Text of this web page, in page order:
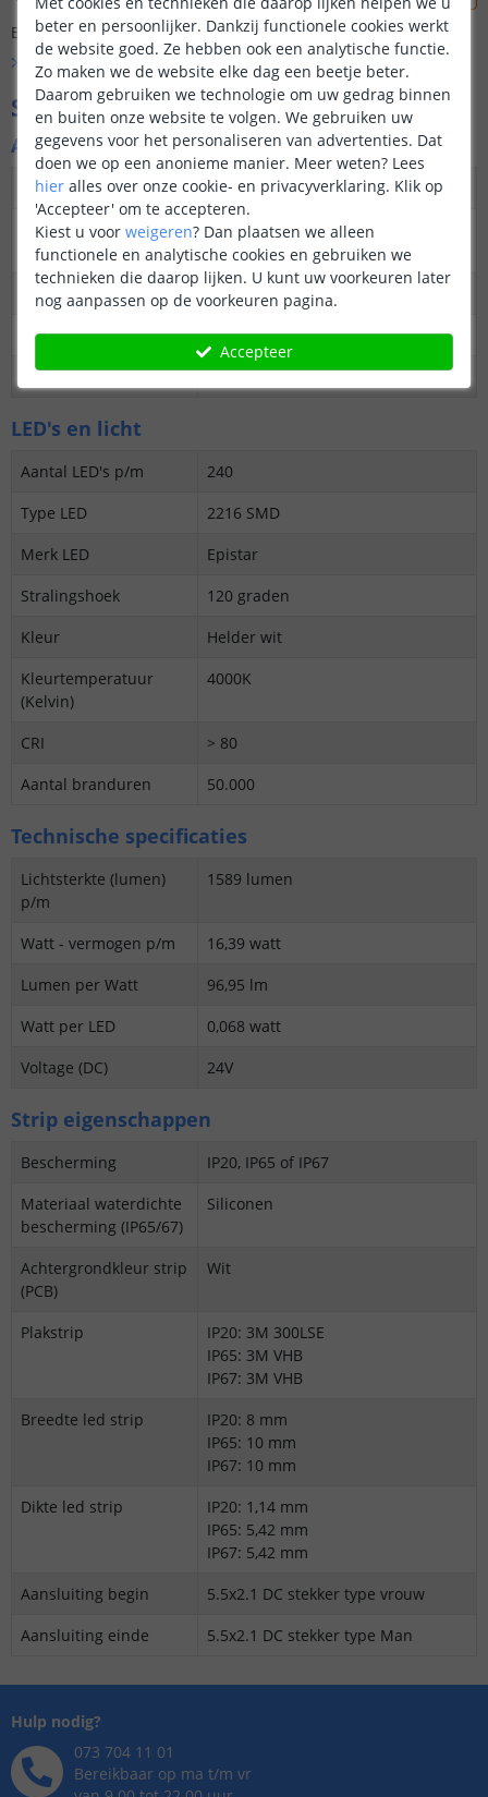
Er is nog geen vraag gesteld over dit product.
Bekijk alle Vraag & antwoord
Specificaties
Algemene kenmerken
Dimbaar
Ja
3M plakstrip over de
gehele lengte
Ja
Garantie
5 jaar
Op maat te knippen
elke 2,5 cm
Datasheet
Download
LED's en licht
Aantal LED's p/m
240
Type LED
2216 SMD
Merk LED
Epistar
Stralingshoek
120 graden
Kleur
Helder wit
Kleurtemperatuur
(Kelvin)
4000K
CRI
> 80
Aantal branduren
50.000
Technische specificaties
Lichtsterkte (lumen)
p/m
1589 lumen
Watt - vermogen p/m
16,39 watt
Lumen per Watt
96,95 lm
Watt per LED
0,068 watt
Voltage (DC)
24V
Strip eigenschappen
Bescherming
IP20, IP65 of IP67
Materiaal waterdichte
bescherming (IP65/67)
Siliconen
Achtergrondkleur strip
(PCB)
Wit
Plakstrip
IP20: 3M 300LSE
IP65: 3M VHB
IP67: 3M VHB
Breedte led strip
IP20: 8 mm
IP65: 10 mm
IP67: 10 mm
Dikte led strip
IP20: 1,14 mm
IP65: 5,42 mm
IP67: 5,42 mm
Aansluiting begin
5.5x2.1 DC stekker type vrouw
Aansluiting einde
5.5x2.1 DC stekker type Man
Hulp nodig?
073 704 11 01
Bereikbaar op ma t/m vr
beter en persoonlijker. Dankzij functionele cookies werkt
de website goed. Ze hebben ook een analytische functie.
Zo maken we de website elke dag een beetje beter.
Daarom gebruiken we technologie om uw gedrag binnen
en buiten onze website te volgen. We gebruiken uw
gegevens voor het personaliseren van advertenties. Dat
doen we op een anonieme manier. Meer weten? Lees
hier alles over onze cookie- en privacyverklaring. Klik op
'Accepteer' om te accepteren.
Kiest u voor weigeren? Dan plaatsen we alleen
functionele en analytische cookies en gebruiken we
technieken die daarop lijken. U kunt uw voorkeuren later
nog aanpassen op de voorkeuren pagina.
Accepteer